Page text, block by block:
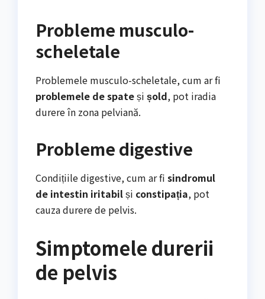
Probleme musculo-
scheletale
Problemele musculo-scheletale, cum ar fi
problemele de spateși șold, pot iradia
durere în zona pelviană.
Probleme digestive
Condițiile digestive, cum ar fi sindromul
de intestin iritabilși constipația, pot
cauza durere de pelvis.
Simptomele durerii
de pelvis